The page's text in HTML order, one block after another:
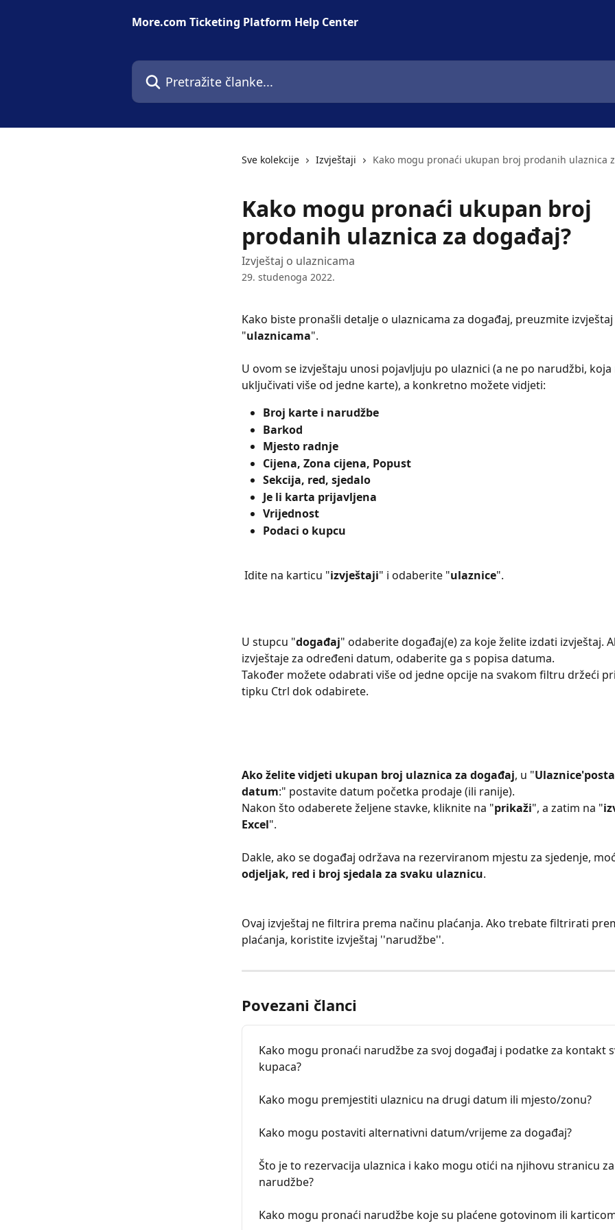
More.com Ticketing Platform Help Center
Pretražite članke...
Sve kolekcije Izvještaji Kako mogu pronaći ukupan broj prodanih ulaznica
Kako mogu pronaći ukupan broj
prodanih ulaznica za događaj?
Izvještaj o ulaznicama
29. studenoga 2022.
Kako biste pronašli detalje o ulaznicama za događaj, preuzmite izvještaj
"ulaznicama".
U ovom se izvještaju unosi pojavljuju po ulaznici (a ne po narudžbi, koja
uključivati ​​više od jedne karte), a konkretno možete vidjeti:
Broj karte i narudžbe
Barkod
Mjesto radnje
Cijena, Zona cijena, Popust
Sekcija, red, sjedalo
Je li karta prijavljena
Vrijednost
Podaci o kupcu
Idite na karticu "izvještaji" i odaberite "ulaznice".
U stupcu "događaj" odaberite događaj(e) za koje želite izdati izvještaj.
izvještaje za određeni datum, odaberite ga s popisa datuma.
Također možete odabrati više od jedne opcije na svakom filtru držeći
tipku Ctrl dok odabirete.
Ako želite vidjeti ukupan broj ulaznica za događaj, u "
datum:" postavite datum početka prodaje (ili ranije).
Nakon što odaberete željene stavke, kliknite na "prikaži", a zatim na "
Excel".
Dakle, ako se događaj održava na rezerviranom mjestu za sjedenje,
odjeljak, red i broj sjedala za svaku ulaznicu.
Ovaj izvještaj ne filtrira prema načinu plaćanja. Ako trebate filtrirati
plaćanja, koristite izvještaj ''narudžbe''.
Povezani članci
Kako mogu pronaći narudžbe za svoj događaj i podatke za kontakt
kupaca?
Kako mogu premjestiti ulaznicu na drugi datum ili mjesto/zonu?
Kako mogu postaviti alternativni datum/vrijeme za događaj?
Što je to rezervacija ulaznica i kako mogu otići na njihovu stranicu za
narudžbe?
Kako mogu pronaći narudžbe koje su plaćene gotovinom ili